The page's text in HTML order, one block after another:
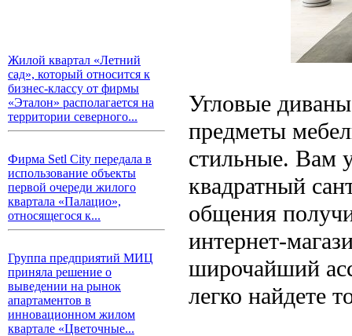
Жилой квартал «Летний
сад», который относится к
бизнес-классу от фирмы
«Эталон» располагается на
территории северного...
Фирма Setl City передала в
использование объекты
первой очереди жилого
квартала «Палацио»,
относящегося к...
Группа предприятий МИЦ
приняла решение о
выведении на рынок
апартаментов в
инновационном жилом
квартале «Цветочные...
Угловые
предметы
стильные. Вам
квадратный
общения
интернет-
широчайший
легко найдете